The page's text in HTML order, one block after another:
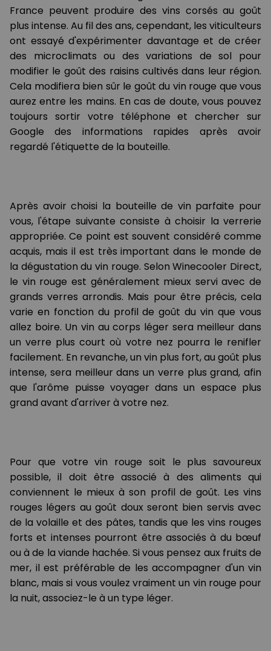
France peuvent produire des vins corsés au goût
plus intense. Au fil des ans, cependant, les viticulteurs
ont essayé d'expérimenter davantage et de créer
des microclimats ou des variations de sol pour
modifier le goût des raisins cultivés dans leur région.
Cela modifiera bien sûr le goût du vin rouge que vous
aurez entre les mains. En cas de doute, vous pouvez
toujours sortir votre téléphone et chercher sur
Google des informations rapides après avoir
regardé l'étiquette de la bouteille.
Après avoir choisi la bouteille de vin parfaite pour
vous, l'étape suivante consiste à choisir la verrerie
appropriée. Ce point est souvent considéré comme
acquis, mais il est très important dans le monde de
la dégustation du vin rouge. Selon Winecooler Direct,
le vin rouge est généralement mieux servi avec de
grands verres arrondis. Mais pour être précis, cela
varie en fonction du profil de goût du vin que vous
allez boire. Un vin au corps léger sera meilleur dans
un verre plus court où votre nez pourra le renifler
facilement. En revanche, un vin plus fort, au goût plus
intense, sera meilleur dans un verre plus grand, afin
que l'arôme puisse voyager dans un espace plus
grand avant d'arriver à votre nez.
Pour que votre vin rouge soit le plus savoureux
possible, il doit être associé à des aliments qui
conviennent le mieux à son profil de goût. Les vins
rouges légers au goût doux seront bien servis avec
de la volaille et des pâtes, tandis que les vins rouges
forts et intenses pourront être associés à du bœuf
ou à de la viande hachée. Si vous pensez aux fruits de
mer, il est préférable de les accompagner d'un vin
blanc, mais si vous voulez vraiment un vin rouge pour
la nuit, associez-le à un type léger.